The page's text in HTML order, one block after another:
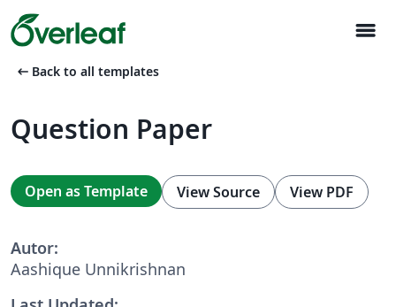
menu
arrow_left_alt Back to all templates
Question Paper
Open as Template View Source View PDF
Autor:
Aashique Unnikrishnan